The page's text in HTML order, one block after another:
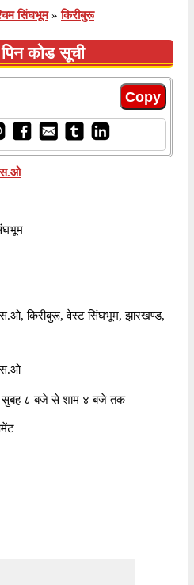
सिंघभूम » किरीबुरू
कोड सूची
किरीबुरू, वेस्ट सिंघभूम, झारखण्ड,
सुबह ८ बजे से शाम ४ बजे तक